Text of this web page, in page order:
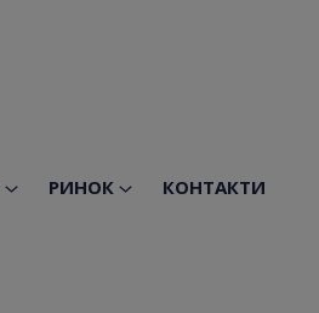
РИНОК КОНТАКТИ